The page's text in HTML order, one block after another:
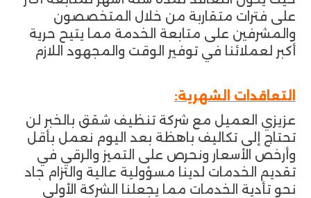
على فترات متقاربة من خلال المتخصصون
والمشرفين على متابعة الخدمة مما يتيح حرية
أكبر لعملائنا في توفير الوقت والمجهود اللازم
التعاقدات الشهرية:
عزيزي العميل مع شركة تنظيف شقق بالخبر لن
تحتاج إلى تكاليف باهظة بعد اليوم نعمل بأقل
وأرخص الأسعار ونحرص على التميز والرقي في
تقديم الخدمات لدينا مسؤولية عالية والتزام جاد
نحو تأدية الخدمات مما يجعلنا الشركة الأولى